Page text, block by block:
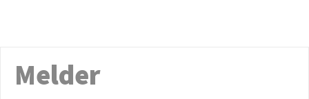
Melder